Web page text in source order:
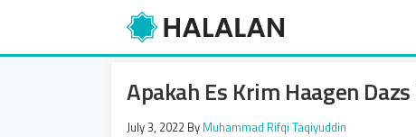
content
Apakah Es Krim Haagen
July 3, 2022 By Muhammad Rifqi Taqiyuddin